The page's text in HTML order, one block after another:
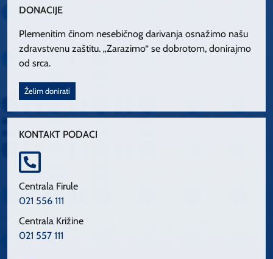
DONACIJE
Plemenitim činom nesebičnog darivanja osnažimo našu
zdravstvenu zaštitu. „Zarazimo“ se dobrotom, donirajmo
od srca.
Želim donirati
KONTAKT PODACI
Centrala Firule
021 556 111
Centrala Križine
021 557 111